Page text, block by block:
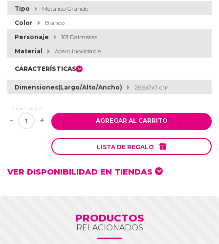
Tipo
Metalico Grande
Color
Blanco
Personaje
101 Dalmatas
Material
Acero inoxidable
CARACTERÍSTICAS
Dimensiones(Largo/Alto/Ancho) 26.5x7x7 cm
CANTIDAD
- + AGREGAR AL CARRITO
LISTA DE REGALO 
VER DISPONIBILIDAD EN TIENDAS
PRODUCTOS
RELACIONADOS